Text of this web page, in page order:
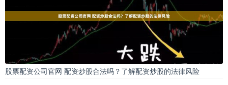
股票配资公司官网 配资炒股合法吗？了解配资炒股的法律风险